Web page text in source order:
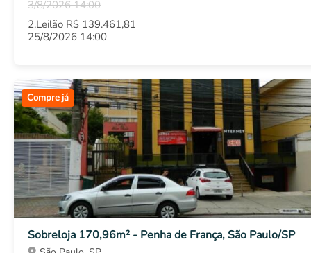
3/8/2026 14:00
2.Leilão R$ 139.461,81
25/8/2026 14:00
Compre já
Sobreloja 170,96m² - Penha de França, São Paulo/SP